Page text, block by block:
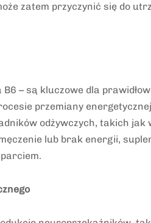
zatem przyczynić się do
B6 – są kluczowe dla
przemiany
odżywczych, takich jak
lub brak energii,